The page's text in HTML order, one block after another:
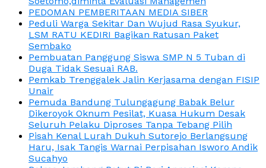
PEDOMAN PEMBERITAAN MEDIA SIBER
Peduli Warga Sekitar Dan Wujud Rasa Syukur,
LSM RATU KEDIRI Bagikan Ratusan Paket
Sembako
Pembuatan Panggung Siswa SMP N 5 Tuban di
Duga Tidak Sesuai RAB.
Pemkab Trenggalek Jalin Kerjasama dengan FISIP
Unair
Pemuda Bandung Tulungagung Babak Belur
Dikeroyok Oknum Pesilat, Kuasa Hukum Desak
Seluruh Pelaku Diproses Tanpa Tebang Pilih
Pisah Kenal Lurah Dukuh Sutorejo Berlangsung
Haru, Isak Tangis Warnai Perpisahan Isworo Andik
Sucahyo